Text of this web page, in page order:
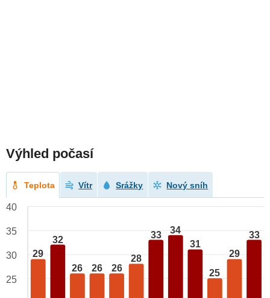
Výhled počasí
Teplota Vítr Srážky Nový sníh
29
32
26 26 26
28
33 34
31
25
29
33
40
35
30
25